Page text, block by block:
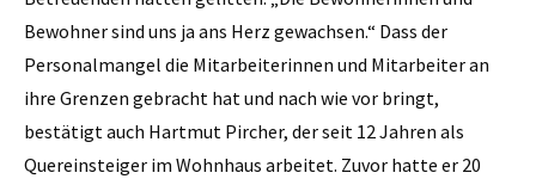
Bewohner sind uns ja ans Herz gewachsen.“ Dass der
Personalmangel die Mitarbeiterinnen und Mitarbeiter an
ihre Grenzen gebracht hat und nach wie vor bringt,
bestätigt auch Hartmut Pircher, der seit 12 Jahren als
Quereinsteiger im Wohnhaus arbeitet. Zuvor hatte er 20